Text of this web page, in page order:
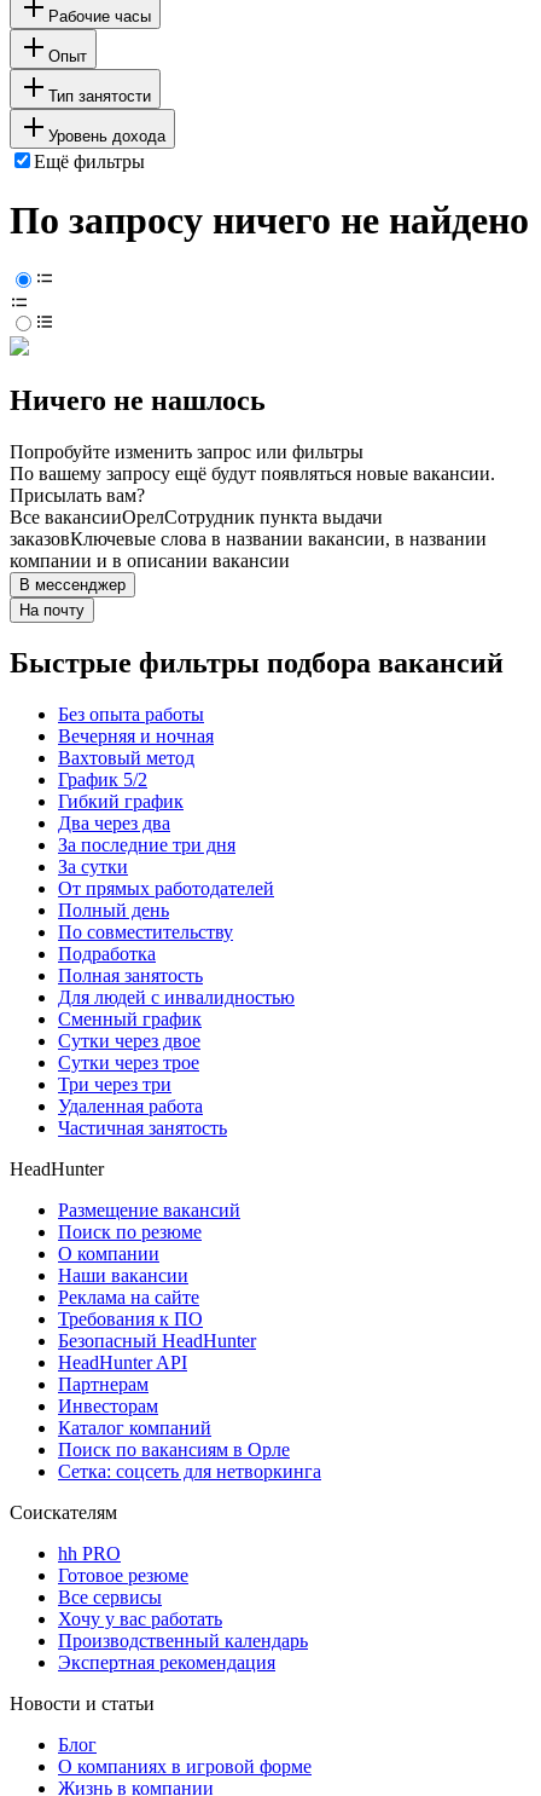
Рабочие часы
Опыт
Тип занятости
Уровень дохода
Ещё фильтры
По запросу ничего не найдено
Ничего не нашлось
Попробуйте изменить запрос или фильтры
По вашему запросу ещё будут появляться новые вакансии.
Присылать вам?
Все вакансииОрелСотрудник пункта выдачи
заказовКлючевые слова в названии вакансии, в названии
компании и в описании вакансии
В мессенджер
На почту
Быстрые фильтры подбора вакансий
Без опыта работы
Вечерняя и ночная
Вахтовый метод
График 5/2
Гибкий график
Два через два
За последние три дня
За сутки
От прямых работодателей
Полный день
По совместительству
Подработка
Полная занятость
Для людей с инвалидностью
Сменный график
Сутки через двое
Сутки через трое
Три через три
Удаленная работа
Частичная занятость
HeadHunter
Размещение вакансий
Поиск по резюме
О компании
Наши вакансии
Реклама на сайте
Требования к ПО
Безопасный HeadHunter
HeadHunter API
Партнерам
Инвесторам
Каталог компаний
Поиск по вакансиям в Орле
Сетка: соцсеть для нетворкинга
Соискателям
hh PRO
Готовое резюме
Все сервисы
Хочу у вас работать
Производственный календарь
Экспертная рекомендация
Новости и статьи
Блог
О компаниях в игровой форме
Жизнь в компании